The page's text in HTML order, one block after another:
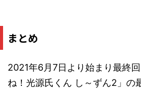
まとめ
2021年6月7日より始まり最終
ね！光源氏くん し～ずん2」の